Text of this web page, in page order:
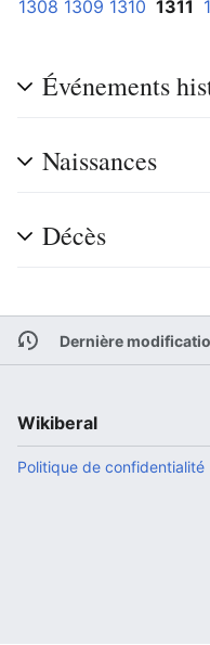
1308 1309 1310 1311
Événements
Naissances
Décès
Dernière
Wikiberal
Politique de confidentialité